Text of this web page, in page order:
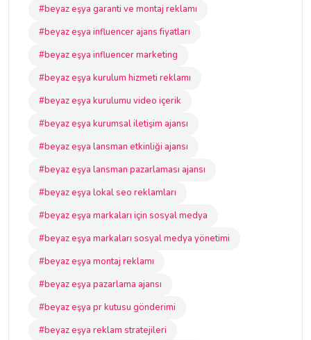
#beyaz eşya garanti ve montaj reklamı
#beyaz eşya influencer ajans fiyatları
#beyaz eşya influencer marketing
#beyaz eşya kurulum hizmeti reklamı
#beyaz eşya kurulumu video içerik
#beyaz eşya kurumsal iletişim ajansı
#beyaz eşya lansman etkinliği ajansı
#beyaz eşya lansman pazarlaması ajansı
#beyaz eşya lokal seo reklamları
#beyaz eşya markaları için sosyal medya
#beyaz eşya markaları sosyal medya yönetimi
#beyaz eşya montaj reklamı
#beyaz eşya pazarlama ajansı
#beyaz eşya pr kutusu gönderimi
#beyaz eşya reklam stratejileri